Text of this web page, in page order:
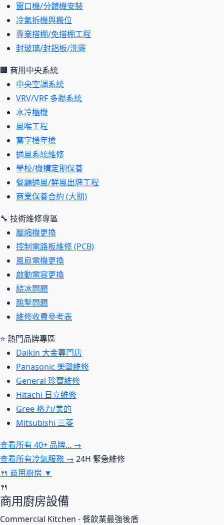
窗口機/分體機安裝
冷氣拆機與搬位
專業搭棚/免搭棚工程
封玻璃/封鋁板/洗窿
🏢 商用中央系統
中央空調系統
VRV/VRF 多聯系統
水冷櫃機
風喉工程
寫字樓年檢
通風系統維修
學校/機構定期保養
餐廳通風/鮮風出牌工程
商業保養合約 (大期)
🔧 技術維修專區
壓縮機更換
控制電路板維修 (PCB)
風扇電機更換
啟動電容更換
結冰問題
跳掣問題
維修收費參考表
⭐ 熱門品牌專區
Daikin 大金專門店
Panasonic 樂聲維修
General 珍寶維修
Hitachi 日立維修
Gree 格力/美的
Mitsubishi 三菱
查看所有 40+ 品牌... →
查看所有冷氣服務 → 24H 緊急維修
🍴 商用廚房 ▼
🍴
商用廚房設備
Commercial Kitchen - 餐飲業最強後盾